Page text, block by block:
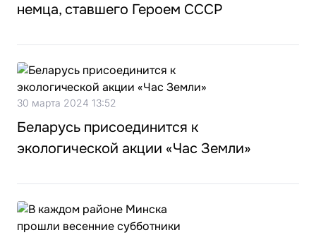
немца, ставшего Героем СССР
30 марта 2024 13:52
Беларусь присоединится к
экологической акции «Час Земли»